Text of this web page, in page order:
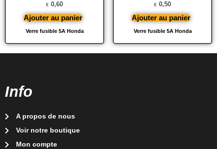
Verre fusible 5A Honda
€ 0,60
Ajouter au panier
Verre fusible 5A Honda
€ 0,50
Ajouter au panier
Info
A propos de nous
Voir notre boutique
Mon compte